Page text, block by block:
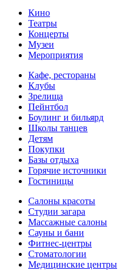
Кино
Театры
Концерты
Музеи
Мероприятия
Кафе, рестораны
Клубы
Зрелища
Пейнтбол
Боулинг и бильярд
Школы танцев
Детям
Покупки
Базы отдыха
Горячие источники
Гостиницы
Салоны красоты
Студии загара
Массажные салоны
Сауны и бани
Фитнес-центры
Стоматологии
Медицинские центры